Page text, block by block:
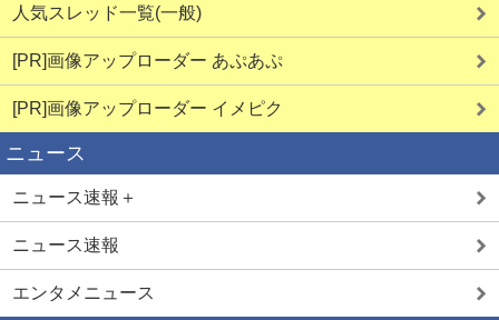
詳しく見る
詳しく見る
ご近所即ヤリ JDとヤレる
人気スレッド一覧(一般)
[PR]画像アップローダー あぷあぷ
[PR]画像アップローダー イメピク
ニュース
ニュース速報＋
ニュース速報
エンタメニュース